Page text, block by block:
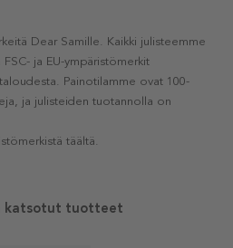
Dear Samille. Kaikki julisteemme
ja EU-ympäristömerkit
Painotilamme ovat 100-
ja julisteiden tuotannolla on
täältä.
katsotut tuotteet